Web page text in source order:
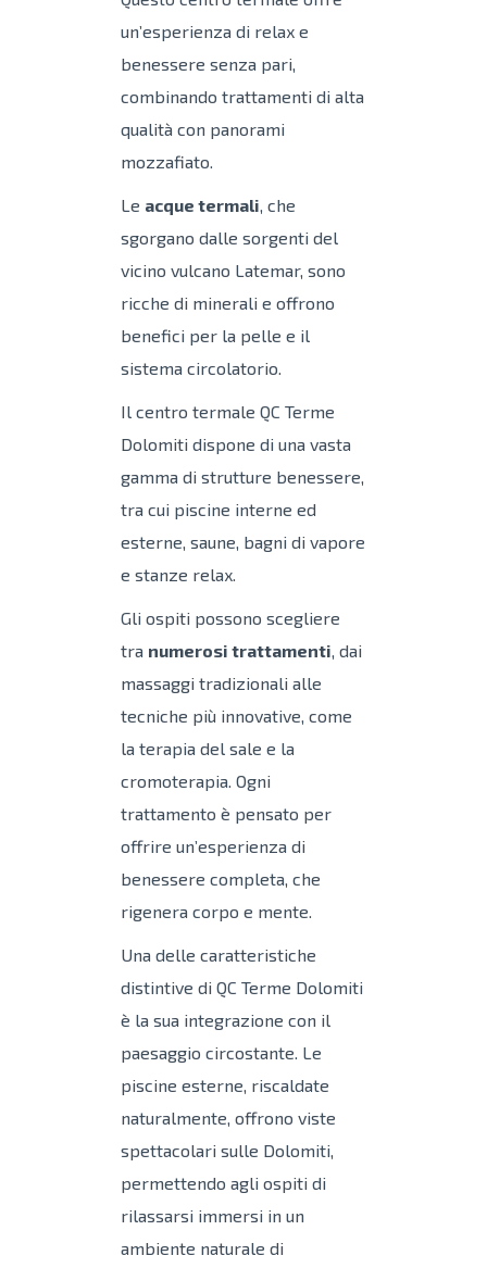
un’esperienza di relax e
benessere senza pari,
combinando trattamenti di alta
qualità con panorami
mozzafiato.
Le acque termali, che
sgorgano dalle sorgenti del
vicino vulcano Latemar, sono
ricche di minerali e offrono
benefici per la pelle e il
sistema circolatorio.
Il centro termale QC Terme
Dolomiti dispone di una vasta
gamma di strutture benessere,
tra cui piscine interne ed
esterne, saune, bagni di vapore
e stanze relax.
Gli ospiti possono scegliere
tra numerosi trattamenti, dai
massaggi tradizionali alle
tecniche più innovative, come
la terapia del sale e la
cromoterapia. Ogni
trattamento è pensato per
offrire un’esperienza di
benessere completa, che
rigenera corpo e mente.
Una delle caratteristiche
distintive di QC Terme Dolomiti
è la sua integrazione con il
paesaggio circostante. Le
piscine esterne, riscaldate
naturalmente, offrono viste
spettacolari sulle Dolomiti,
permettendo agli ospiti di
rilassarsi immersi in un
ambiente naturale di